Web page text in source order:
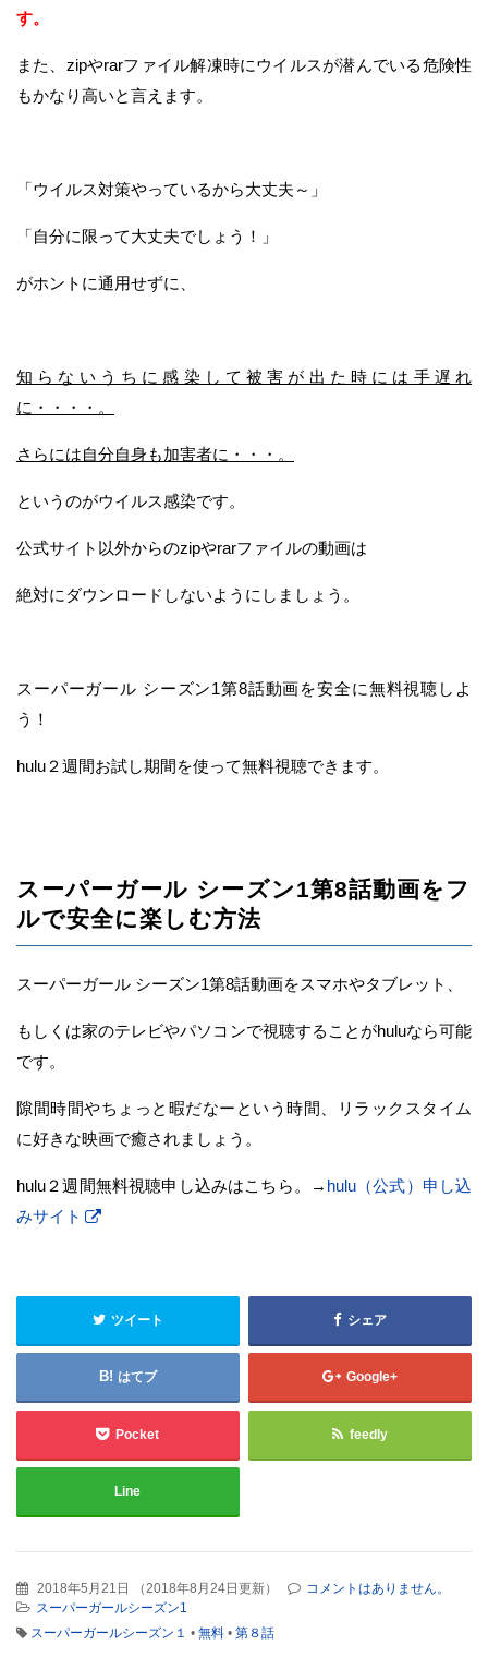
す。
また、zipやrarファイル解凍時にウイルスが潜んでいる危険性
もかなり高いと言えます。
「ウイルス対策やっているから大丈夫～」
「自分に限って大丈夫でしょう！」
がホントに通用せずに、
知らないうちに感染して被害が出た時には手遅れ
に・・・・。
さらには自分自身も加害者に・・・。
というのがウイルス感染です。
公式サイト以外からのzipやrarファイルの動画は
絶対にダウンロードしないようにしましょう。
スーパーガール シーズン1第8話動画を安全に無料視聴しよ
う！
hulu２週間お試し期間を使って無料視聴できます。
スーパーガール シーズン1第8話動画をフ
ルで安全に楽しむ方法
スーパーガール シーズン1第8話動画をスマホやタブレット、
もしくは家のテレビやパソコンで視聴することがhuluなら可能
です。
隙間時間やちょっと暇だなーという時間、リラックスタイム
に好きな映画で癒されましょう。
hulu２週間無料視聴申し込みはこちら。→ hulu（公式）申し込
みサイト
ツイート シェア
はてブ Google+
Pocket feedly
Line
2018年5月21日 （2018年8月24日更新）
コメントはありません。
スーパーガールシーズン1
スーパーガールシーズン１ • 無料 • 第８話